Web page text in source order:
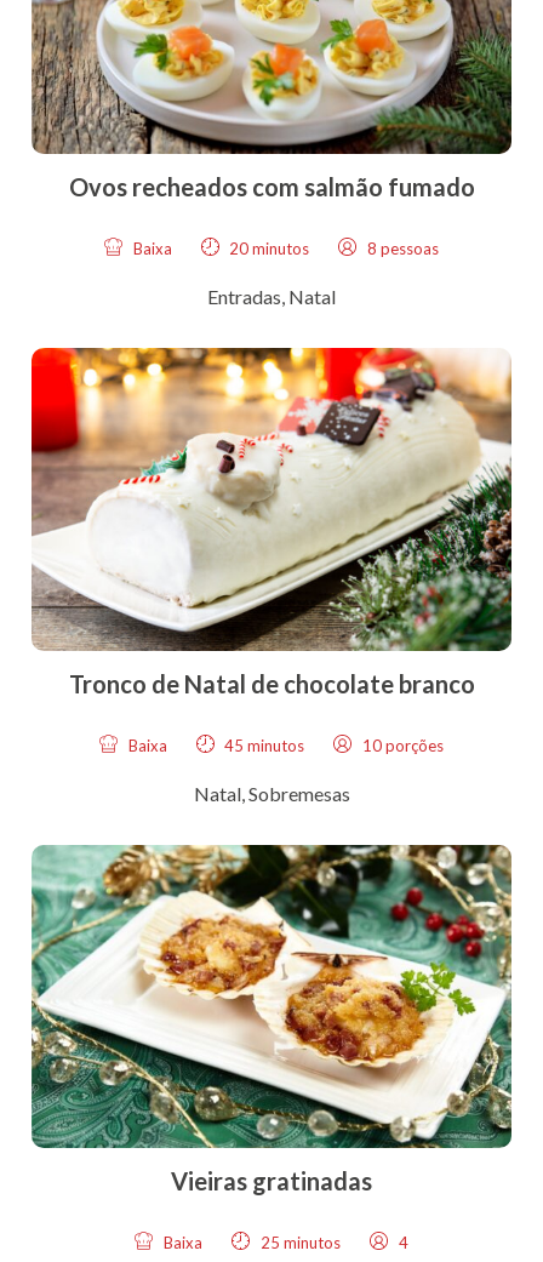
Ovos recheados com salmão fumado
Baixa 20 minutos 8 pessoas
Entradas Natal
Tronco de Natal de chocolate branco
Baixa 45 minutos 10 porções
Natal, Sobremesas
Vieiras gratinadas
Baixa 25 minutos 4